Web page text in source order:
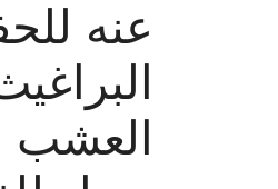
عنه
العشب